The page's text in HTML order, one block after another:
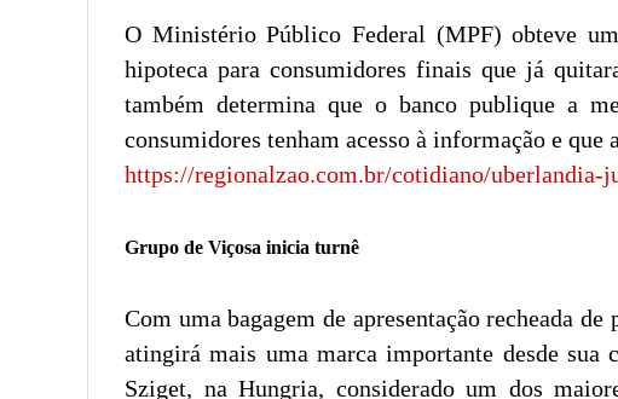
O Ministério Público Federal (MPF) obteve
hipoteca para consumidores finais que já
também determina que o banco publique a
consumidores tenham acesso à informação e
https://regionalzao.com.br/cotidiano/uberlandia-
Grupo de Viçosa inicia turnê
Com uma bagagem de apresentação recheada
atingirá mais uma marca importante desde sua
Sziget, na Hungria, considerado um dos